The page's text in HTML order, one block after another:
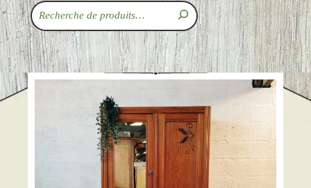
Recherche